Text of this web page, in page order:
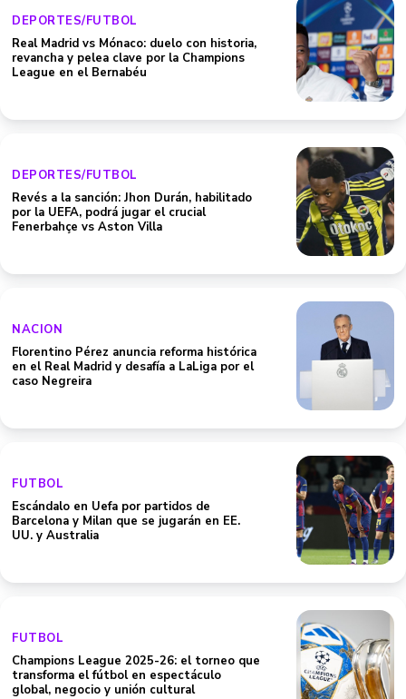
DEPORTES/FUTBOL
Real Madrid vs Mónaco: duelo con historia,
revancha y pelea clave por la Champions
League en el Bernabéu
DEPORTES/FUTBOL
Revés a la sanción: Jhon Durán, habilitado
por la UEFA, podrá jugar el crucial
Fenerbahçe vs Aston Villa
NACION
Florentino Pérez anuncia reforma histórica
en el Real Madrid y desafía a LaLiga por el
caso Negreira
FUTBOL
Escándalo en Uefa por partidos de
Barcelona y Milan que se jugarán en EE.
UU. y Australia
FUTBOL
Champions League 2025-26: el torneo que
transforma el fútbol en espectáculo
global, negocio y unión cultural